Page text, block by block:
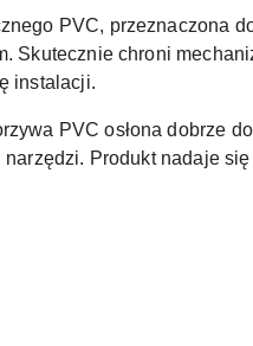
PVC, przeznaczona
Skutecznie chroni
instalacji.
PVC osłona dobrze
Produkt nadaje